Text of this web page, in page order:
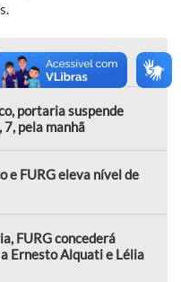
portaria suspende
pela manhã
e FURG eleva nível de
FURG concederá
Ernesto Alquati e Lélia